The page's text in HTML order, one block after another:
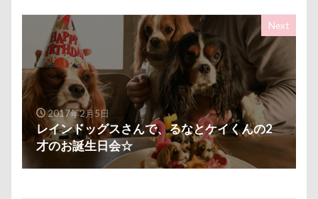
Next
2017年2月5日
レインドッグスさんで、るなとケイくんの2
才のお誕生日会☆